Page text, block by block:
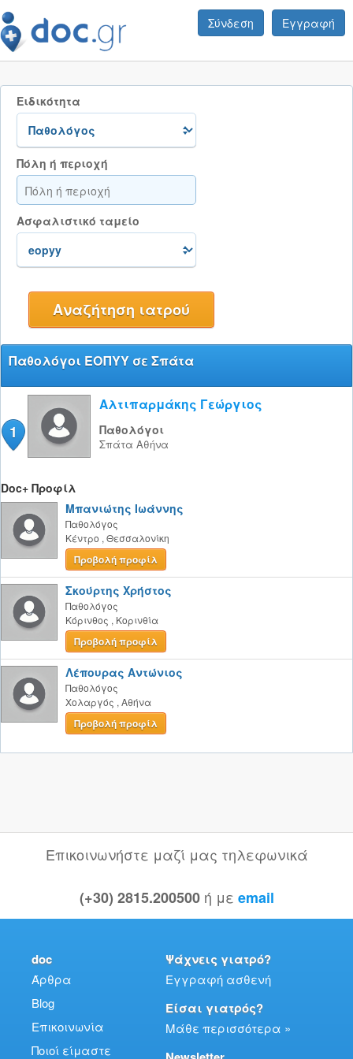
Σύνδεση Εγγραφή
Ειδικότητα
Πόλη ή περιοχή
Ασφαλιστικό ταμείο
Παθολόγοι ΕΟΠΥΥ σε Σπάτα
1
Αλτιπαρμάκης Γεώργιος
Παθολόγοι
Σπάτα Αθήνα
Doc+ Προφίλ
Μπανιώτης Ιωάννης
Παθολόγος
Κέντρο , Θεσσαλονίκη
Προβολή προφίλ
Σκούρτης Χρήστος
Παθολόγος
Κόρινθος , Κορινθία
Προβολή προφίλ
Λέπουρας Αντώνιος
Παθολόγος
Χολαργός , Αθήνα
Προβολή προφίλ
Επικοινωνήστε μαζί μας τηλεφωνικά
(+30) 2815.200500 ή με email
doc
Άρθρα
Blog
Επικοινωνία
Ποιοί είμαστε
Ψάχνεις γιατρό?
Εγγραφή ασθενή
Είσαι γιατρός?
Μάθε περισσότερα »